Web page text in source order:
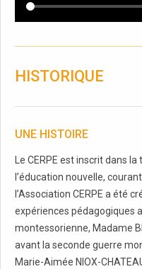
HISTORIQUE
UNE HISTOIRE
Le CERPE est inscrit dans
l’éducation nouvelle,
l’Association CERPE a été
expériences pédagogiques
montessorienne, Madame
avant la seconde guerre
Marie-Aimée NIOX-